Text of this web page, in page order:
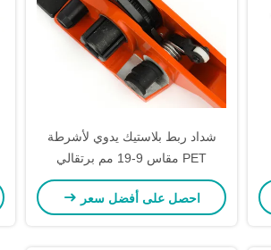
شداد ربط بلاستيك يدوي لأشرطة
PET مقاس 9-19 مم برتقالي
JPQ19R
احصل على أفضل سعر